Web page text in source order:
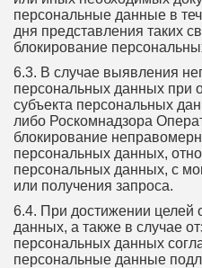
персональные данные в
дня представления таких
блокирование
6.3. В случае выявления
персональных данных при
субъекта персональных
либо Роскомнадзора
блокирование
персональных данных,
персональных данных, с
или получения запроса.
6.4. При достижении целей
данных, а также в случае
персональных данных
персональные данные